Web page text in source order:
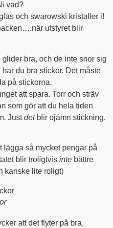
vad?
och swarowski kristaller i!
utstyret blir
bra, och de inte snor sig
du bra stickor. Det måste
på stickorna.
att spara. Torr och sträv
som gör att du hela tiden
Justdetblir ojämn stickning.
lägga så mycket pengar på
blir troligtvis inte bättre
kanske lite roligt)
att det flyter på bra.